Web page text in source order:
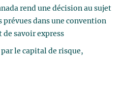
rend une décision au sujet
prévues dans une convention
de savoir express
le capital de risque,